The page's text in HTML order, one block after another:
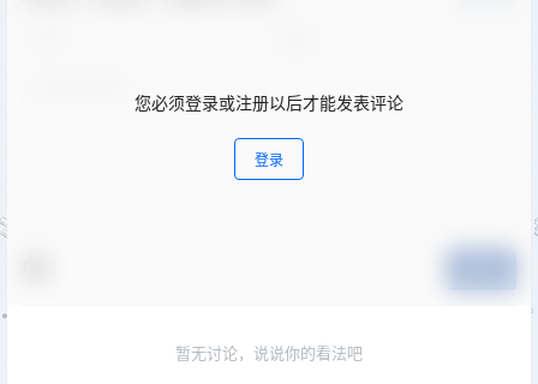
您必须登录或注册以后才能发表评论
登录
暂无讨论，说说你的看法吧